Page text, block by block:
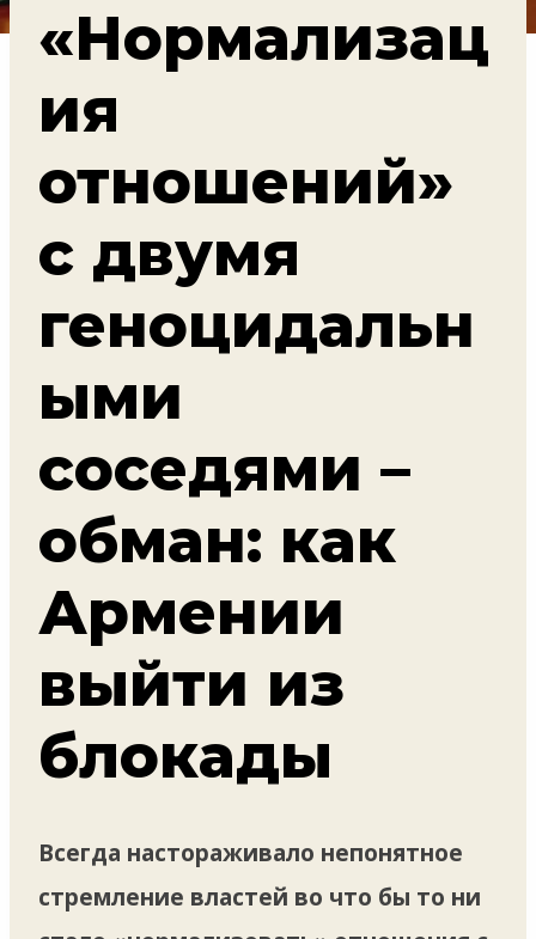
«Нормализац
ия
отношений»
с двумя
геноцидальн
ыми
соседями –
обман: как
Армении
выйти из
блокады
Всегда настораживало непонятное
стремление властей во что бы то ни